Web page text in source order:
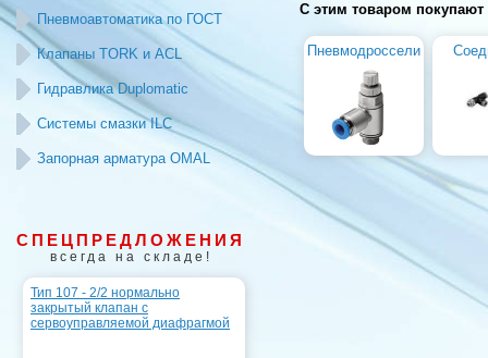
Пневмоавтоматика по ГОСТ
Клапаны TORK и ACL
Гидравлика Duplomatic
Системы смазки ILC
Запорная арматура OMAL
СПЕЦПРЕДЛОЖЕНИЯ
всегда на складе!
Тип 107 - 2/2 нормально
закрытый клапан с
сервоуправляемой диафрагмой
С этим товаром покупают
Пневмодроссели